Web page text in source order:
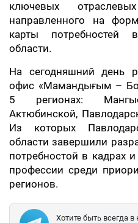
ключевых
направленного на
карты потребностей
области.
На сегодняшний день
офис «Мамандығым –
5 регионах:
Актюбинской,
Из которых
области завершили
потребностой в кадрах
профессии среди
регионов.
Хотите быть всегда в